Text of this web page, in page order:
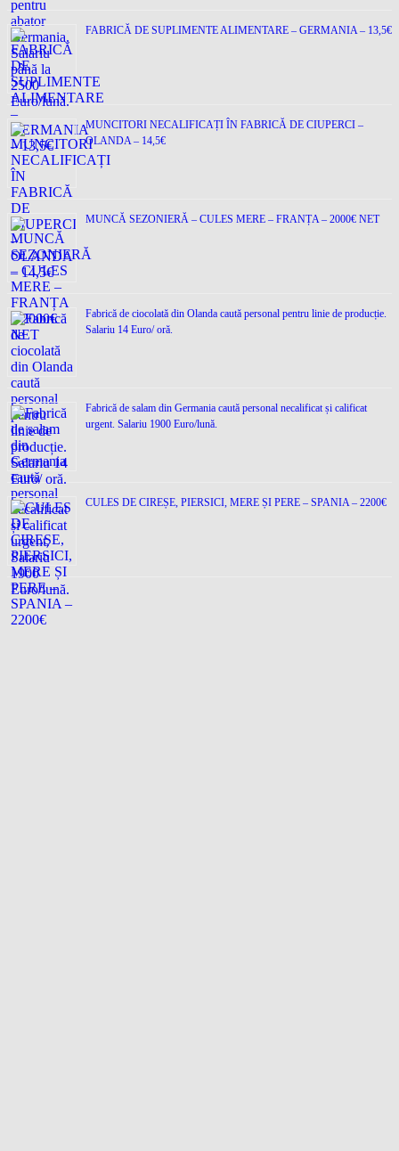
FABRICĂ DE SUPLIMENTE ALIMENTARE – GERMANIA – 13,5€
MUNCITORI NECALIFICAȚI ÎN FABRICĂ DE CIUPERCI –
OLANDA – 14,5€
MUNCĂ SEZONIERĂ – CULES MERE – FRANȚA – 2000€ NET
Fabrică de ciocolată din Olanda caută personal pentru linie de producție.
Salariu 14 Euro/ oră.
Fabrică de salam din Germania caută personal necalificat și calificat
urgent. Salariu 1900 Euro/lună.
CULES DE CIREȘE, PIERSICI, MERE ȘI PERE – SPANIA – 2200€